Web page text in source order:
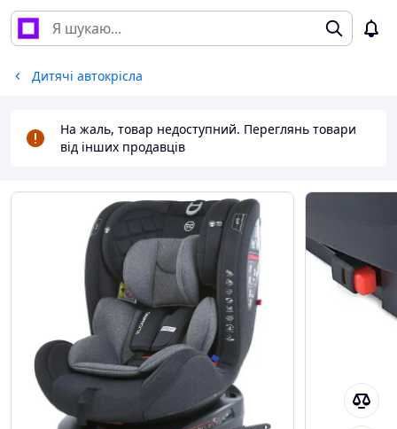
Дитячі автокрісла
На жаль, товар недоступний. Переглянь товари
від інших продавців